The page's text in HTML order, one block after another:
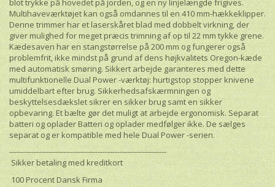
blot trykke på hovedet på jorden, og en ny linjelængde frigives.
Multihaveværktøjet kan også omdannes til en 410 mm-hækkeklipper.
Denne trimmer har et laserskåret blad med dobbelt virkning, der
giver mulighed for meget præcis trimning af op til 22 mm tykke grene.
Kædesaven har en stangstørrelse på 200 mm og fungerer også
problemfrit, ikke mindst på grund af dens højkvalitets Oregon-kæde
med automatisk smøring. Sikkert arbejde garanteres med dette
multifunktionelle Dual Power -værktøj: hurtigstop stopper knivene
umiddelbart efter brug. Sikkerhedsafskærmningen og
beskyttelsesdækslet sikrer en sikker brug samt en sikker
opbevaring. Et bælte gør det muligt at arbejde ergonomisk. Separat
batteri og oplader Batteri og oplader medfølger ikke. De sælges
separat og er kompatible med hele Dual Power -serien.
----------------------------------------------------------------
Sikker betaling med kreditkort
100 Procent Dansk Firma